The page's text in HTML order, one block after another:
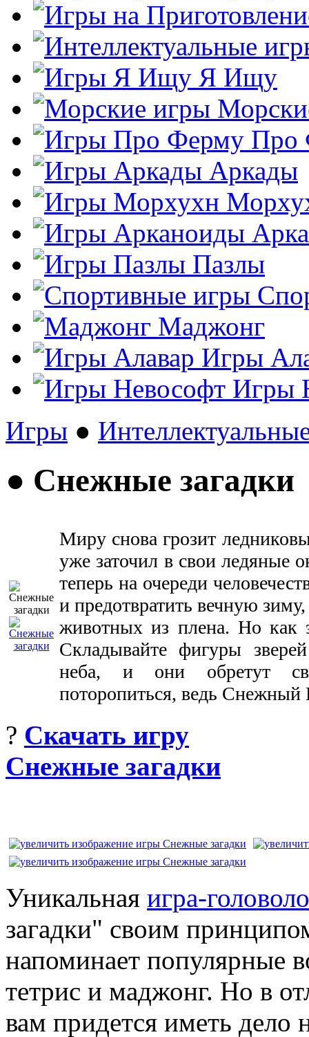
Я Ищу
Про
Аркады
Пазлы
Маджонг
Игры
Игры
Игры ●
● Снежные загадки
Миру снова грозит
уже заточил в свои ледяные
теперь на очереди
и предотвратить вечную
животных из плена. Но как
Складывайте фигуры
неба, и они обретут
поторопиться, ведь Снежный
? Скачать игру
Снежные загадки
Уникальная игра-
загадки" своим
напоминает популярные
тетрис и маджонг. Но в
вам придется иметь дело